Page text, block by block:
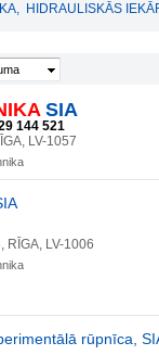
, HIDRAULISKĀS
SIA
144 521
LV-1057
RĪGA, LV-1006
rūpnīca,